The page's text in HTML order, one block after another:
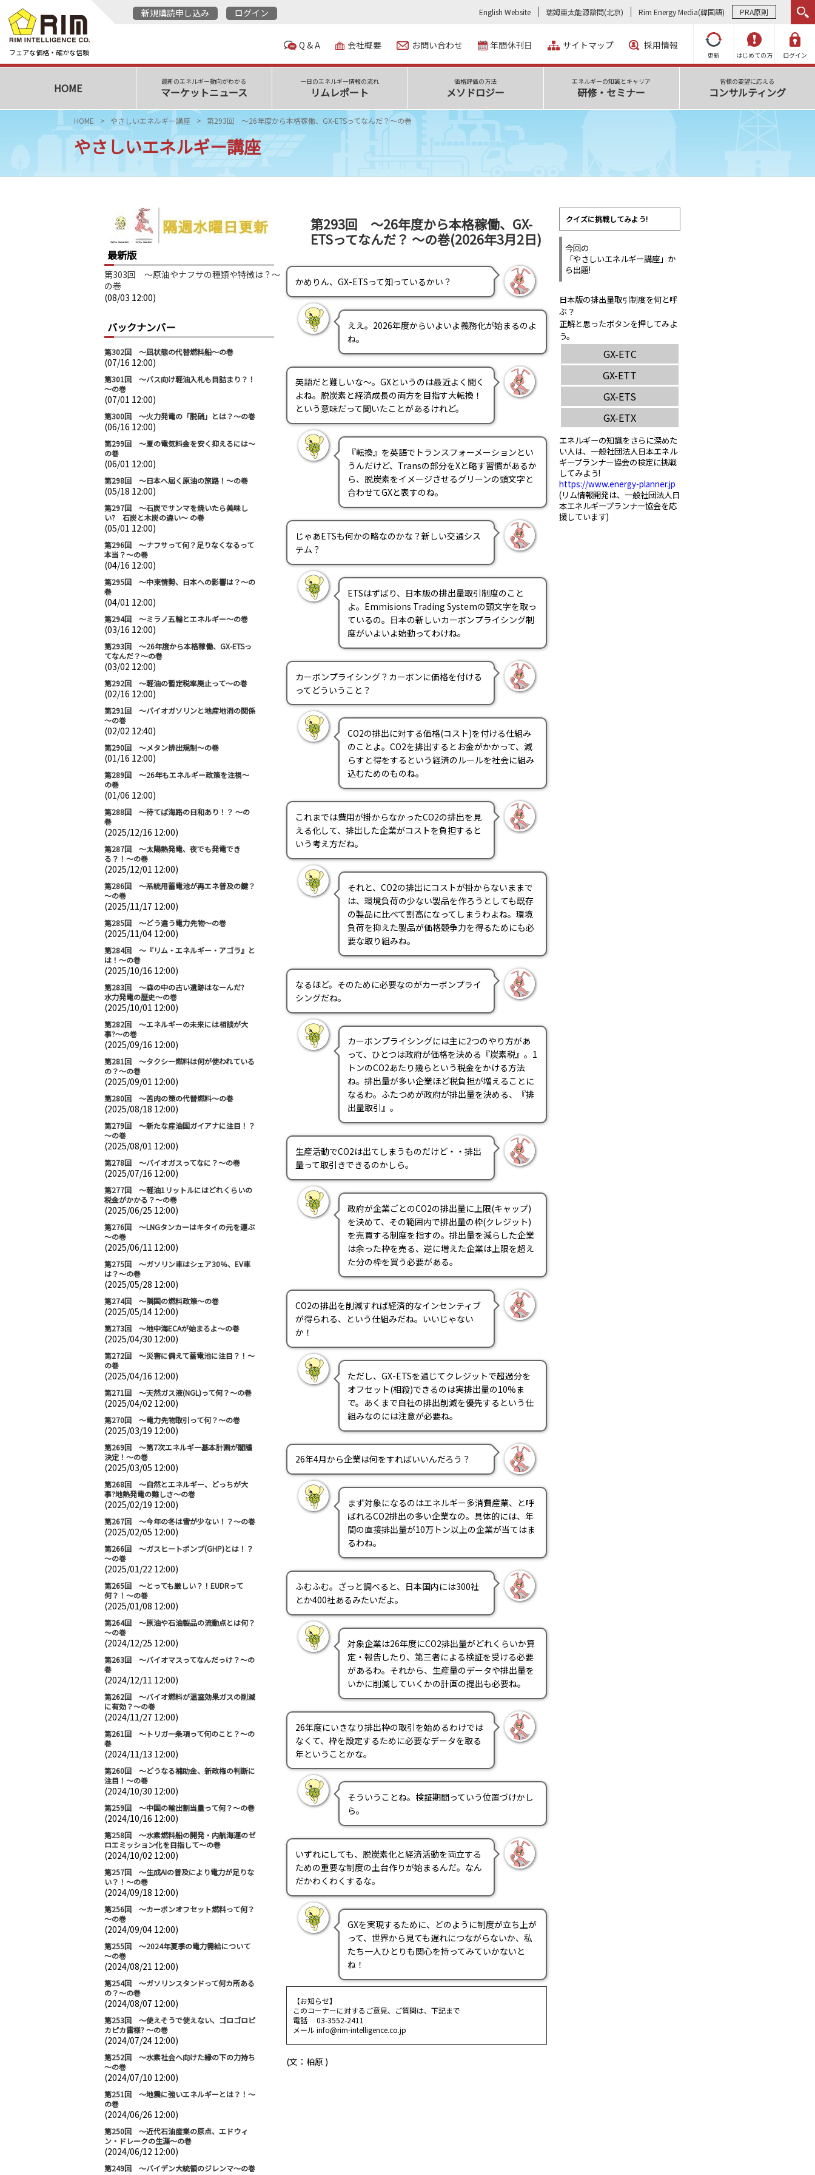
フェアな価格・確かな信頼
新規購読申し込み ログイン English Website 瑞姆亜太能源諮問(北京) Rim Energy Media(韓国語) PRA原則
更新 はじめての方 ログイン
Q & A 会社概要 お問い合わせ 年間休刊日 サイトマップ 採用情報
HOME 最新のエネルギー動向がわかる
マーケットニュース
一日のエネルギー情報の流れ
リムレポート
価格評価の方法
メソドロジー
エネルギーの知識とキャリア
研修・セミナー
皆様の要望に応える
コンサルティング
HOME やさしいエネルギー講座 第293回 ～26年度から本格稼働、GX-ETSってなんだ？～の巻
やさしいエネルギー講座
最新版
第303回 ～原油やナフサの種類や特徴は？～
の巻
(08/03 12:00)
バックナンバー
第302回 ～凪状態の代替燃料船～の巻
(07/16 12:00)
第301回 ～バス向け軽油入札も目詰まり？！
～の巻
(07/01 12:00)
第300回 ～火力発電の「脱硝」とは？～の巻
(06/16 12:00)
第299回 ～夏の電気料金を安く抑えるには～
の巻
(06/01 12:00)
第298回 ～日本へ届く原油の旅路！～の巻
(05/18 12:00)
第297回 ～石炭でサンマを焼いたら美味し
い? 石炭と木炭の違い～ の巻
(05/01 12:00)
第296回 ～ナフサって何？足りなくなるって
本当？～の巻
(04/16 12:00)
第295回 ～中東情勢、日本への影響は？～の
巻
(04/01 12:00)
第294回 ～ミラノ五輪とエネルギー～の巻
(03/16 12:00)
第293回 ～26年度から本格稼働、GX-ETSっ
てなんだ？～の巻
(03/02 12:00)
第292回 ～軽油の暫定税率廃止って～の巻
(02/16 12:00)
第291回 ～バイオガソリンと地産地消の関係
～の巻
(02/02 12:40)
第290回 ～メタン排出規制～の巻
(01/16 12:00)
第289回 ～26年もエネルギー政策を注視～
の巻
(01/06 12:00)
第288回 ～待てば海路の日和あり！？ ～の
巻
(2025/12/16 12:00)
第287回 ～太陽熱発電、夜でも発電でき
る？！～の巻
(2025/12/01 12:00)
第286回 ～系統用蓄電池が再エネ普及の鍵？
～の巻
(2025/11/17 12:00)
第285回 ～どう違う電力先物～の巻
(2025/11/04 12:00)
第284回 ～『リム・エネルギー・アゴラ』と
は！～の巻
(2025/10/16 12:00)
第283回 ～森の中の古い遺跡はなーんだ?
水力発電の歴史～の巻
(2025/10/01 12:00)
第282回 ～エネルギーの未来には相談が大
事?～の巻
(2025/09/16 12:00)
第281回 ～タクシー燃料は何が使われている
の？～の巻
(2025/09/01 12:00)
第280回 ～苦肉の策の代替燃料～の巻
(2025/08/18 12:00)
第279回 ～新たな産油国ガイアナに注目！？
～の巻
(2025/08/01 12:00)
第278回 ～バイオガスってなに？～の巻
(2025/07/16 12:00)
第277回 ～軽油1リットルにはどれくらいの
税金がかかる？～の巻
(2025/06/25 12:00)
第276回 ～LNGタンカーはキタイの元を運ぶ
～の巻
(2025/06/11 12:00)
第275回 ～ガソリン車はシェア30％、EV車
は？～の巻
(2025/05/28 12:00)
第274回 ～隣国の燃料政策～の巻
(2025/05/14 12:00)
第273回 ～地中海ECAが始まるよ～の巻
(2025/04/30 12:00)
第272回 ～災害に備えて蓄電池に注目？！～
の巻
(2025/04/16 12:00)
第271回 ～天然ガス液(NGL)って何？～の巻
(2025/04/02 12:00)
第270回 ～電力先物取引って何？～の巻
(2025/03/19 12:00)
第269回 ～第7次エネルギー基本計画が閣議
決定！～の巻
(2025/03/05 12:00)
第268回 ～自然とエネルギー、どっちが大
事?地熱発電の難しさ～の巻
(2025/02/19 12:00)
第267回 ～今年の冬は雪が少ない！？～の巻
(2025/02/05 12:00)
第266回 ～ガスヒートポンプ(GHP)とは！？
～の巻
(2025/01/22 12:00)
第265回 ～とっても厳しい？！EUDRって
何？！～の巻
(2025/01/08 12:00)
第264回 ～原油や石油製品の流動点とは何？
～の巻
(2024/12/25 12:00)
第263回 ～バイオマスってなんだっけ？～の
巻
(2024/12/11 12:00)
第262回 ～バイオ燃料が温室効果ガスの削減
に有効？～の巻
(2024/11/27 12:00)
第261回 ～トリガー条項って何のこと？～の
巻
(2024/11/13 12:00)
第260回 ～どうなる補助金、新政権の判断に
注目！～の巻
(2024/10/30 12:00)
第259回 ～中国の輸出割当量って何？～の巻
(2024/10/16 12:00)
第258回 ～水素燃料船の開発・内航海運のゼ
ロエミッション化を目指して～の巻
(2024/10/02 12:00)
第257回 ～生成AIの普及により電力が足りな
い？！～の巻
(2024/09/18 12:00)
第256回 ～カーボンオフセット燃料って何？
～の巻
(2024/09/04 12:00)
第255回 ～2024年夏季の電力需給について
～の巻
(2024/08/21 12:00)
第254回 ～ガソリンスタンドって何カ所ある
の？～の巻
(2024/08/07 12:00)
第253回 ～使えそうで使えない、ゴロゴロピ
カピカ雷様? ～の巻
(2024/07/24 12:00)
第252回 ～水素社会へ向けた縁の下の力持ち
～の巻
(2024/07/10 12:00)
第251回 ～地震に強いエネルギーとは？！～
の巻
(2024/06/26 12:00)
第250回 ～近代石油産業の原点、エドウィ
ン・ドレークの生涯～の巻
(2024/06/12 12:00)
第249回 ～バイデン大統領のジレンマ～の巻
第293回 ～26年度から本格稼働、GX-
ETSってなんだ？ ～の巻(2026年3月2日)
かめりん、GX-ETSって知っているかい？
ええ。2026年度からいよいよ義務化が始まるのよ
ね。
英語だと難しいな～。GXというのは最近よく聞く
よね。脱炭素と経済成長の両方を目指す大転換！
という意味だって聞いたことがあるけれど。
『転換』を英語でトランスフォーメーションとい
うんだけど、Transの部分をXと略す習慣があるか
ら、脱炭素をイメージさせるグリーンの頭文字と
合わせてGXと表すのね。
じゃあETSも何かの略なのかな？新しい交通シス
テム？
ETSはずばり、日本版の排出量取引制度のこと
よ。Emmisions Trading Systemの頭文字を取っ
ているの。日本の新しいカーボンプライシング制
度がいよいよ始動ってわけね。
カーボンプライシング？カーボンに価格を付ける
ってどういうこと？
CO2の排出に対する価格(コスト)を付ける仕組み
のことよ。CO2を排出するとお金がかかって、減
らすと得をするという経済のルールを社会に組み
込むためのものね。
これまでは費用が掛からなかったCO2の排出を見
える化して、排出した企業がコストを負担すると
いう考え方だね。
それと、CO2の排出にコストが掛からないままで
は、環境負荷の少ない製品を作ろうとしても既存
の製品に比べて割高になってしまうわよね。環境
負荷を抑えた製品が価格競争力を得るためにも必
要な取り組みね。
なるほど。そのために必要なのがカーボンプライ
シングだね。
カーボンプライシングには主に2つのやり方があ
って、ひとつは政府が価格を決める『炭素税』。1
トンのCO2あたり幾らという税金をかける方法
ね。排出量が多い企業ほど税負担が増えることに
なるわ。ふたつめが政府が排出量を決める、『排
出量取引』。
生産活動でCO2は出てしまうものだけど・・排出
量って取引きできるのかしら。
政府が企業ごとのCO2の排出量に上限(キャップ)
を決めて、その範囲内で排出量の枠(クレジット)
を売買する制度を指すの。排出量を減らした企業
は余った枠を売る、逆に増えた企業は上限を超え
た分の枠を買う必要がある。
CO2の排出を削減すれば経済的なインセンティブ
が得られる、という仕組みだね。いいじゃない
か！
ただし、GX-ETSを通じてクレジットで超過分を
オフセット(相殺)できるのは実排出量の10%ま
で。あくまで自社の排出削減を優先するという仕
組みなのには注意が必要ね。
26年4月から企業は何をすればいいんだろう？
まず対象になるのはエネルギー多消費産業、と呼
ばれるCO2排出の多い企業なの。具体的には、年
間の直接排出量が10万トン以上の企業が当てはま
るわね。
ふむふむ。ざっと調べると、日本国内には300社
とか400社あるみたいだよ。
対象企業は26年度にCO2排出量がどれくらいか算
定・報告したり、第三者による検証を受ける必要
があるわ。それから、生産量のデータや排出量を
いかに削減していくかの計画の提出も必要ね。
26年度にいきなり排出枠の取引を始めるわけでは
なくて、枠を設定するために必要なデータを取る
年ということかな。
そういうことね。検証期間っていう位置づけかし
ら。
いずれにしても、脱炭素化と経済活動を両立する
ための重要な制度の土台作りが始まるんだ。なん
だかわくわくするな。
GXを実現するために、どのように制度が立ち上が
って、世界から見ても遅れにつながらないか、私
たち一人ひとりも関心を持ってみていかないと
ね！
【お知らせ】
このコーナーに対するご意見、ご質問は、下記まで
電話 03-3552-2411
メール info@rim-intelligence.co.jp
(文：柏原 )
クイズに挑戦してみよう!
今回の
「やさしいエネルギー講座」か
ら出題!
日本版の排出量取引制度を何と呼
ぶ？
正解と思ったボタンを押してみよ
う。
エネルギーの知識をさらに深めた
い人は、一般社団法人日本エネル
ギープランナー協会の検定に挑戦
してみよう!
https://www.energy-planner.jp
(リム情報開発は、一般社団法人日
本エネルギープランナー協会を応
援しています)